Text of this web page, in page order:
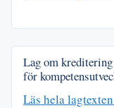
Lag om
för
Läs hela